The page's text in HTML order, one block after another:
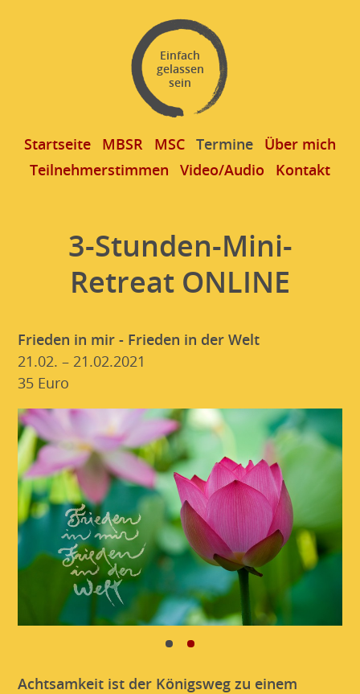
Einfach
gelassen
sein
Startseite MBSR MSC Termine
Über mich
Teilnehmerstimmen
Video/Audio Kontakt
3-Stunden-Mini-
Retreat ONLINE
Frieden in mir - Frieden in der Welt
21.02. – 21.02.2021
35 Euro
Achtsamkeit ist der Königsweg zu einem